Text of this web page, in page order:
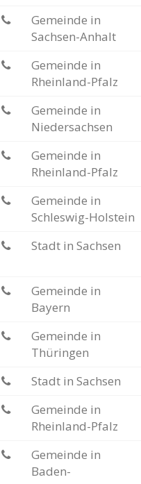
Gemeinde in
Sachsen-Anhalt
Gemeinde in
Rheinland-Pfalz
Gemeinde in
Niedersachsen
Gemeinde in
Rheinland-Pfalz
Gemeinde in
Schleswig-Holstein
Stadt in Sachsen
Gemeinde in
Bayern
Gemeinde in
Thüringen
Stadt in Sachsen
Gemeinde in
Rheinland-Pfalz
Gemeinde in
Baden-